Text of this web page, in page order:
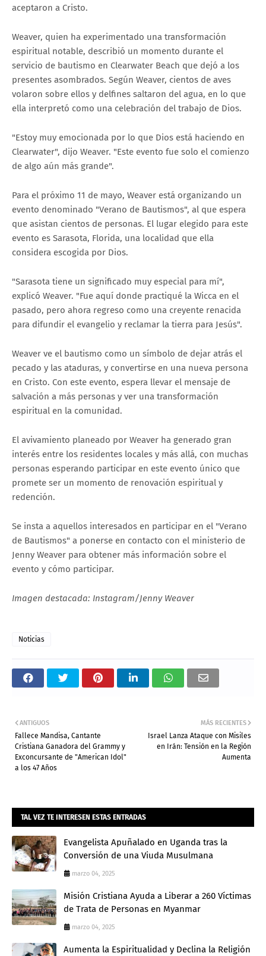
aceptaron a Cristo.
Weaver, quien ha experimentado una transformación
espiritual notable, describió un momento durante el
servicio de bautismo en Clearwater Beach que dejó a los
presentes asombrados. Según Weaver, cientos de aves
volaron sobre ellos y delfines saltaron del agua, en lo que
ella interpretó como una celebración del trabajo de Dios.
"Estoy muy emocionada por lo que Dios está haciendo en
Clearwater", dijo Weaver. "Este evento fue solo el comienzo
de algo aún más grande".
Para el próximo 11 de mayo, Weaver está organizando un
evento denominado "Verano de Bautismos", al que espera
que asistan cientos de personas. El lugar elegido para este
evento es Sarasota, Florida, una localidad que ella
considera escogida por Dios.
"Sarasota tiene un significado muy especial para mí",
explicó Weaver. "Fue aquí donde practiqué la Wicca en el
pasado, pero ahora regreso como una creyente renacida
para difundir el evangelio y reclamar la tierra para Jesús".
Weaver ve el bautismo como un símbolo de dejar atrás el
pecado y las ataduras, y convertirse en una nueva persona
en Cristo. Con este evento, espera llevar el mensaje de
salvación a más personas y ver una transformación
espiritual en la comunidad.
El avivamiento planeado por Weaver ha generado gran
interés entre los residentes locales y más allá, con muchas
personas esperando participar en este evento único que
promete ser un momento de renovación espiritual y
redención.
Se insta a aquellos interesados en participar en el "Verano
de Bautismos" a ponerse en contacto con el ministerio de
Jenny Weaver para obtener más información sobre el
evento y cómo participar.
Imagen destacada: Instagram/Jenny Weaver
Noticias
MÁS RECIENTES
Israel Lanza Ataque con Misiles
en Irán: Tensión en la Región
Aumenta
ANTIGUOS
Fallece Mandisa, Cantante
Cristiana Ganadora del Grammy y
Exconcursante de "American Idol"
a los 47 Años
TAL VEZ TE INTERESEN ESTAS ENTRADAS
Evangelista Apuñalado en Uganda tras la
Conversión de una Viuda Musulmana
marzo 04, 2025
Misión Cristiana Ayuda a Liberar a 260 Víctimas
de Trata de Personas en Myanmar
marzo 04, 2025
Aumenta la Espiritualidad y Declina la Religión